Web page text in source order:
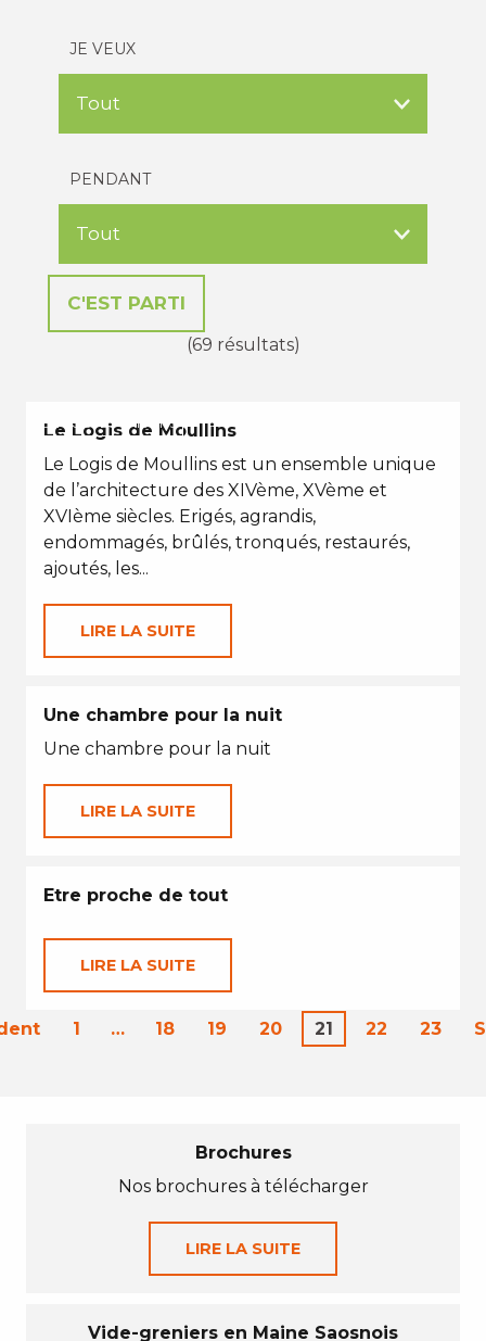
JE VEUX
PENDANT
(69 résultats)
EN TOUTES SAISONS
Le Logis de Moullins
Le Logis de Moullins est un ensemble unique
de l’architecture des XIVème, XVème et
XVIème siècles. Erigés, agrandis,
endommagés, brûlés, tronqués, restaurés,
ajoutés, les...
LIRE LA SUITE
Une chambre pour la nuit
Une chambre pour la nuit
LIRE LA SUITE
Etre proche de tout
LIRE LA SUITE
1 … 18 19 20 21 22 23
Brochures
Nos brochures à télécharger
LIRE LA SUITE
Vide-greniers en Maine Saosnois